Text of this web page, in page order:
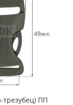
трезубец) ПП